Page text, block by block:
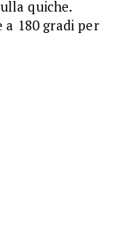
quiche.
180 gradi per